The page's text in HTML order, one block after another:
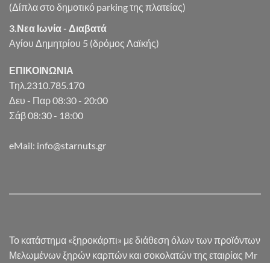
(Δίπλα στο δημοτικό parking της πλατείας)
3.Νεα Ιωνία - Διαβατά
Αγίου Δημητρίου 5 (δρόμος Λαϊκής)
ΕΠΙΚΟΙΝΩΝΙΑ
Τηλ.2310.785.170
Δευ - Παρ 08:30 - 20:00
Σάβ 08:30 - 18:00
eMail: info@starnuts.gr
Το κατάστημα «ξηροκάρπι» με διάθεση όλων των προϊόντων
Μελωμένων ξηρών καρπών και σοκολατών της εταιρίας Mr